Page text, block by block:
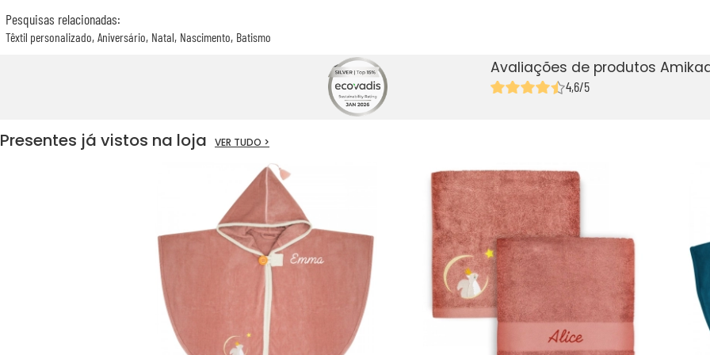
Pesquisas relacionadas:
Têxtil personalizado Aniversário Natal Nascimento Batismo
Avaliações de produtos
4,6/5
Presentes já vistos na loja VER TUDO >